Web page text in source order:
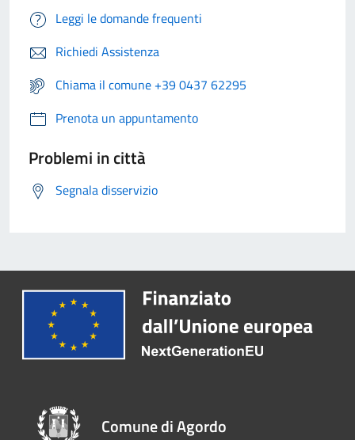
Leggi le domande frequenti
Richiedi Assistenza
Chiama il comune +39 0437 62295
Prenota un appuntamento
Problemi in città
Segnala disservizio
Comune di Agordo